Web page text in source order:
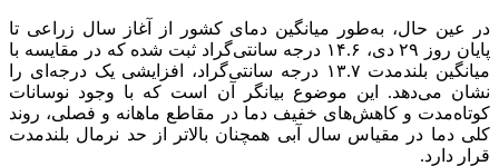
در عین حال، به‌طور میانگین دمای کشور از آغاز سال زراعی تا
پایان روز ۲۹ دی، ۱۴.۶ درجه سانتی‌گراد ثبت شده که در مقایسه با
میانگین بلندمدت ۱۳.۷ درجه سانتی‌گراد، افزایشی یک درجه‌ای را
نشان می‌دهد. این موضوع بیانگر آن است که با وجود نوسانات
کوتاه‌مدت و کاهش‌های خفیف دما در مقاطع ماهانه و فصلی، روند
کلی دما در مقیاس سال آبی همچنان بالاتر از حد نرمال بلندمدت
قرار دارد.